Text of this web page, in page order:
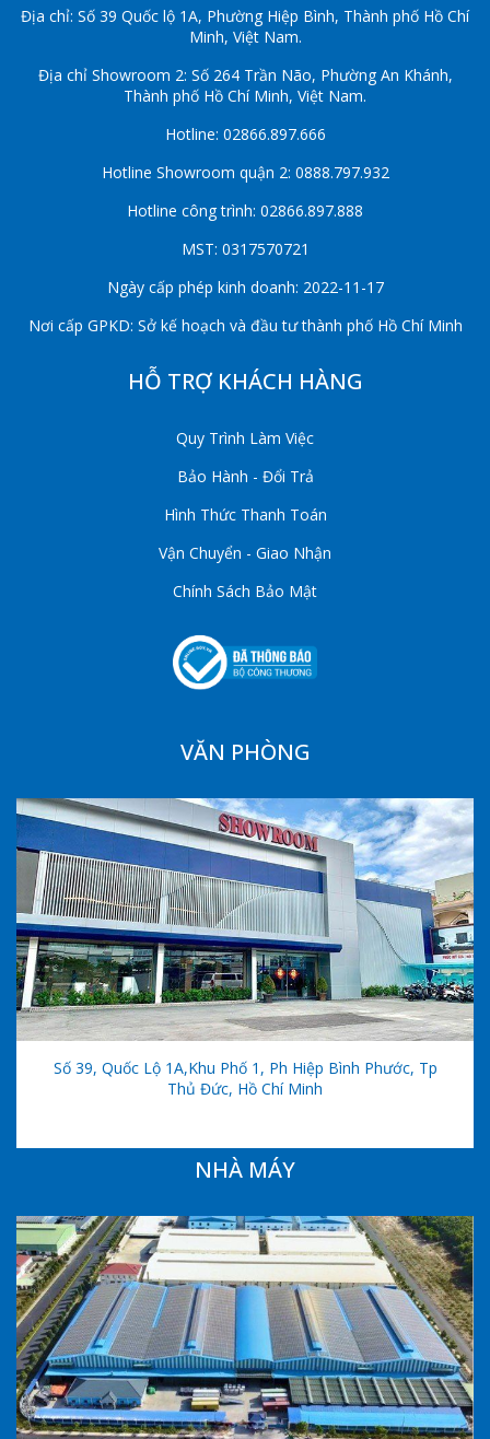
Địa chỉ: Số 39 Quốc lộ 1A, Phường Hiệp Bình, Thành phố Hồ Chí
Minh, Việt Nam.
Địa chỉ Showroom 2: Số 264 Trần Não, Phường An Khánh,
Thành phố Hồ Chí Minh, Việt Nam.
Hotline: 02866.897.666
Hotline Showroom quận 2: 0888.797.932
Hotline công trình: 02866.897.888
MST: 0317570721
Ngày cấp phép kinh doanh: 2022-11-17
Nơi cấp GPKD: Sở kế hoạch và đầu tư thành phố Hồ Chí Minh
HỖ TRỢ KHÁCH HÀNG
Quy Trình Làm Việc
Bảo Hành - Đổi Trả
Hình Thức Thanh Toán
Vận Chuyển - Giao Nhận
Chính Sách Bảo Mật
VĂN PHÒNG
Số 39, Quốc Lộ 1A,khu Phố 1, Ph Hiệp Bình Phước, Tp
Thủ Đức, Hồ Chí Minh
NHÀ MÁY